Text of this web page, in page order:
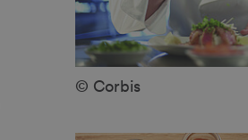
© Corbis